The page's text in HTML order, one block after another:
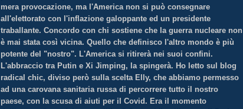
mera provocazione, ma l'America non si può consegnare
all'elettorato con l'inflazione galoppante ed un presidente
traballante. Concordo con chi sostiene che la guerra nucleare non
è mai stata così vicina. Quello che definisco l'altro mondo è più
potente del "nostro". L'America si ritirerà nei suoi confini.
L'abbraccio tra Putin e Xi Jimping, la spingerà. Ho letto sul blog
radical chic, diviso però sulla scelta Elly, che abbiamo permesso
ad una carovana sanitaria russa di percorrere tutto il nostro
paese, con la scusa di aiuti per il Covid. Era il momento